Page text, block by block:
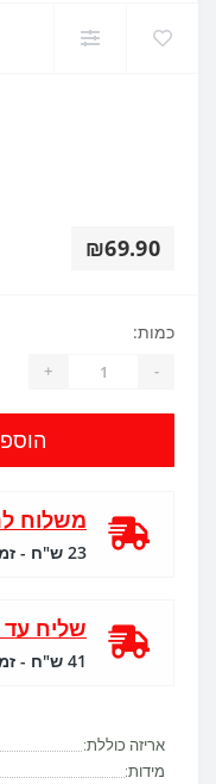
₪69.90
אריזה כוללת:
מידות:
כמות:
-
+
משלוח
23 ש"ח - זמן אספקה 2-5 ימי עסקים
שליח
41 ש"ח - זמן אספקה 2-5 ימי עסקים